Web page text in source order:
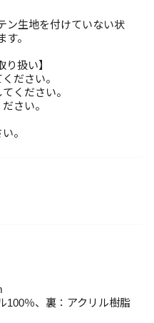
ン生地を付けていない状
。
り扱い】
ださい。
ください。
さい。
。
100％、裏：アクリル樹脂